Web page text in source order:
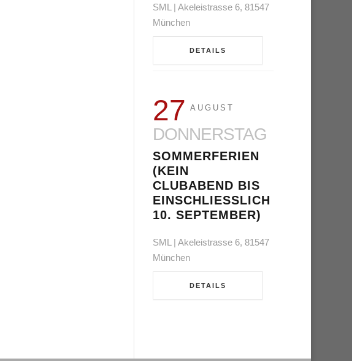
SML | Akeleistrasse 6, 81547
München
DETAILS
27 AUGUST
DONNERSTAG
SOMMERFERIEN
(KEIN
CLUBABEND BIS
EINSCHLIESSLICH 1
0. SEPTEMBER)
SML | Akeleistrasse 6, 81547
München
DETAILS